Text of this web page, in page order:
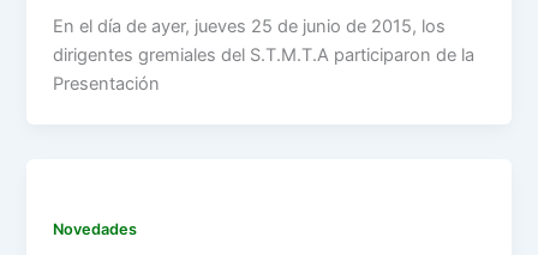
En el día de ayer, jueves 25 de junio de 2015, los
dirigentes gremiales del S.T.M.T.A participaron de la
Presentación
Novedades